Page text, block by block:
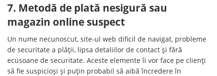
7. Metodă de plată nesigură sau
magazin online suspect
Un nume necunoscut, site-ul web dificil de navigat, probleme
de securitate a plății, lipsa detaliilor de contact și fără
ecusoane de securitate. Aceste elemente îi vor face pe clienți
să fie suspicioși și puțin probabil să aibă încredere în